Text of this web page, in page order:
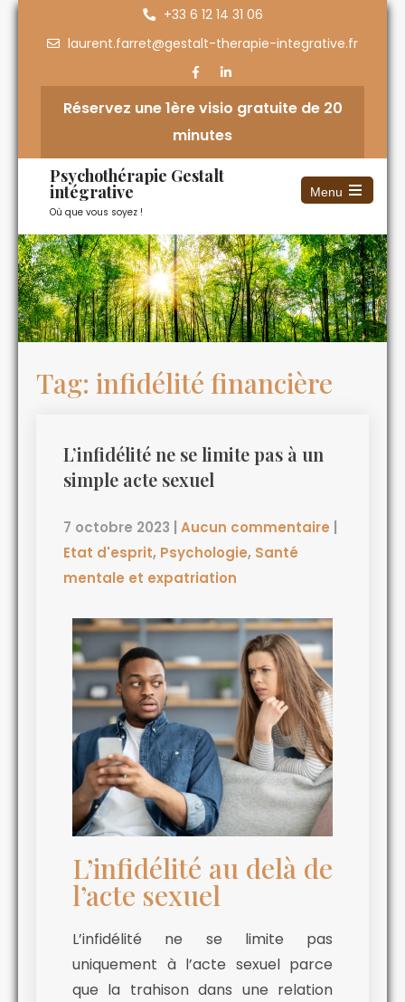
+33 6 12 14 31 06
laurent.farret@gestalt-therapie-integrative.fr
Réservez une 1ère visio gratuite de 20
minutes
Psychothérapie Gestalt
intégrative
Où que vous soyez !
Menu
Tag: infidélité financière
L’infidélité ne se limite pas à un
simple acte sexuel
7 octobre 2023 Aucun commentaire
Etat d'esprit, Psychologie, Santé
mentale et expatriation
L’infidélité au delà de
l’acte sexuel
L’infidélité ne se limite pas
uniquement à l’acte sexuel parce
que la trahison dans une relation